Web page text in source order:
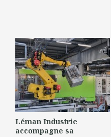
Léman Industrie
accompagne sa